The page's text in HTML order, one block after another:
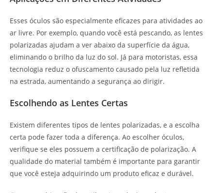
Esses óculos são especialmente eficazes para atividades ao
ar livre. Por exemplo, quando você está pescando, as lentes
polarizadas ajudam a ver abaixo da superfície da água,
eliminando o brilho da luz do sol. Já para motoristas, essa
tecnologia reduz o ofuscamento causado pela luz refletida
na estrada, aumentando a segurança ao dirigir.
Escolhendo as Lentes Certas
Existem diferentes tipos de lentes polarizadas, e a escolha
certa pode fazer toda a diferença. Ao escolher óculos,
verifique se eles possuem a certificação de polarização. A
qualidade do material também é importante para garantir
que você esteja adquirindo um produto eficaz e durável.